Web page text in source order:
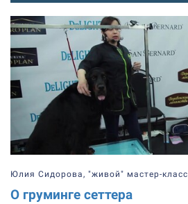
Юлия Сидорова, "живой" мастер-класс
О груминге сеттера